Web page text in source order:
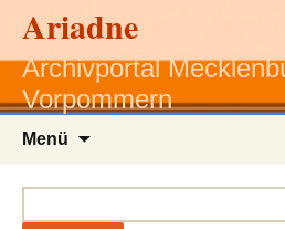
Ariadne
Archivportal
Vorpommern
Menü